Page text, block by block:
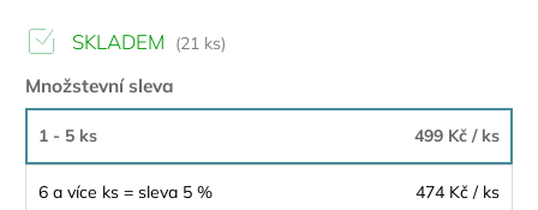
SKLADEM (21 ks)
Množstevní sleva
1 - 5 ks 499 Kč / ks
6 a více ks = sleva 5 % 474 Kč / ks